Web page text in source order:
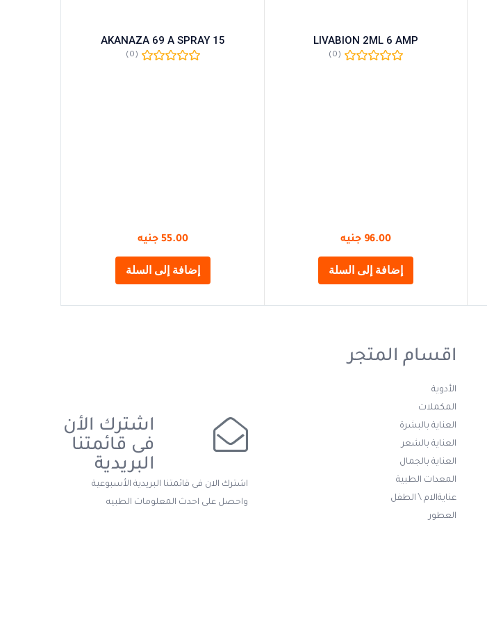
LIVABION 2ML 6 AMP
(0)
96.00 جنيه
إضافة إلى السلة
AKANAZA 69 A SPRAY 15
(0)
55.00 جنيه
إضافة إلى السلة
اقسام المتجر
الأدوية
المكملات
العناية بالبشرة
العناية بالشعر
العناية بالجمال
المعدات الطبية
عنايةالام \ الطفل
العطور
اشترك الأن
فى قائمتنا
البريدية
اشترك الان فى قائمتنا البريدية الأسبوعية
واحصل على احدث المعلومات الطبيه